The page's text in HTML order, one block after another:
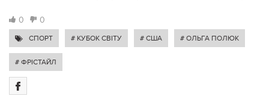
0 0
СПОРТ # КУБОК СВІТУ # США # ОЛЬГА ПОЛЮК
# ФРІСТАЙЛ